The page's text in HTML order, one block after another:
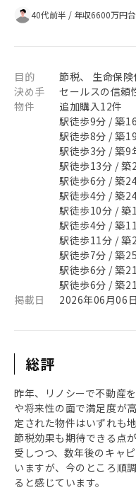
40代前半 / 年収6600万円台
目的
節税、 生命保
決め手
セールスの信頼
物件
追加購入12件
駅徒歩9分 / 築
駅徒歩8分 / 築
駅徒歩3分 / 築9
駅徒歩13分 / 築
駅徒歩6分 / 築
駅徒歩4分 / 築
駅徒歩10分 / 築
駅徒歩4分 / 築
駅徒歩11分 / 築
駅徒歩7分 / 築
駅徒歩6分 / 築
駅徒歩6分 / 築
掲載日
2026年06月06日
総評
昨年、リノシーで不動産
や将来性の面で満足度が
定された物件はいずれも
節税効果も期待できる点
受しつつ、数年後のキャ
いますが、今のところ順
ると感じています。